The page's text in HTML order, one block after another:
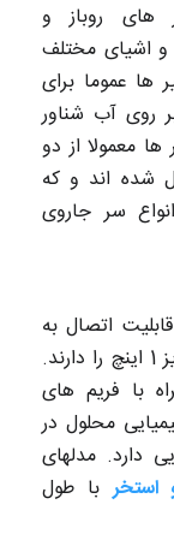
های روباز و
و اشیای مختلف
ها عموما برای
روی آب شناور
ها معمولا از دو
شده اند و که
سر جاروی
اچ وک پول HvakPool قابلیت اتصال به
دسته های جاروی استاندارد در بازار با سایز 1 اینچ را دارند.
با فریم های
محلول در
دارد. مدلهای
استخربا طول